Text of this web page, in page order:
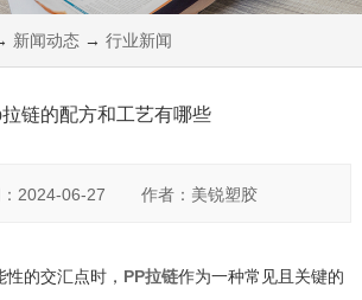
新闻动态→ 行业新闻
链的配方和工艺有哪些
2024-06-27 作者：美锐塑胶
的交汇点时， PP拉链作为一种常见且关键的